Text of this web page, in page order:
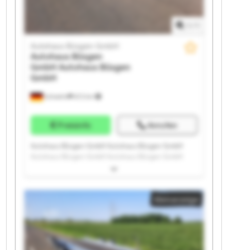
Schwelm
Autohaus Büsgen GmbH
Autohaus Büsgen
GmbHAutohaus Büsgen
GmbH
Preisinfo Anrufen
Autohaus Büsgen GmbH Autohaus Büsgen GmbH
Autohaus Büsgen GmbH Autohaus Büsgen GmbH
Autohaus Büsgen GmbH Autohaus Büsgen GmbH
Autohaus Büsgen GmbH Autohaus Büsgen GmbH
Autohaus Büsgen GmbH Autohaus Büsgen GmbH
Autohaus Büsgen GmbH Autohaus Büsgen GmbH
Autohaus Büsgen GmbH Autohaus Büsgen GmbH
Autohaus Büsgen GmbH Autohaus Büsgen GmbH
Kleinanzeige